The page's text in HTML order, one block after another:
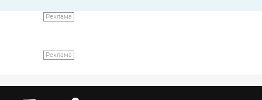
Реклама
Реклама